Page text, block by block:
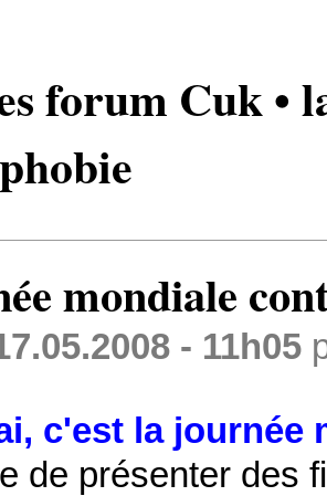
forum Cuk •
mondiale
- 11h05
c'est la
de présenter des